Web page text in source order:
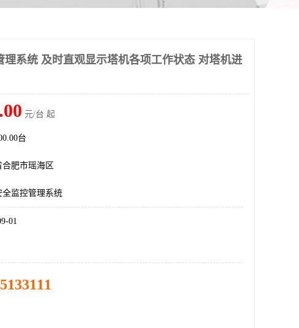
理系统 及时直观显示塔机各项工作状态 对塔机进
元/台 起
台
合肥市瑶海区
全监控管理系统
01